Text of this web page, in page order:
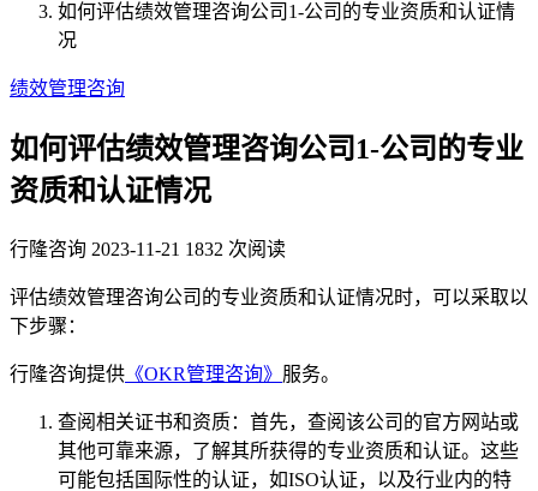
如何评估绩效管理咨询公司1-公司的专业资质和认证情
况
绩效管理咨询
如何评估绩效管理咨询公司1-公司的专业
资质和认证情况
行隆咨询 2023-11-21 1832 次阅读
评估绩效管理咨询公司的专业资质和认证情况时，可以采取以
下步骤：
行隆咨询提供 《OKR管理咨询》 服务。
查阅相关证书和资质：首先，查阅该公司的官方网站或
其他可靠来源，了解其所获得的专业资质和认证。这些
可能包括国际性的认证，如ISO认证，以及行业内的特